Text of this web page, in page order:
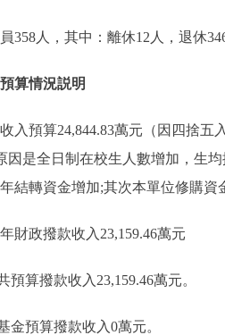
人，其中：離休12人，退休
算情況説明
預算24,844.83萬元（因四捨五入
因是全日制在校生人數增加，生
結轉資金增加;其次本單位修購資
政撥款收入23,159.46萬元
算撥款收入23,159.46萬元。
預算撥款收入0萬元。